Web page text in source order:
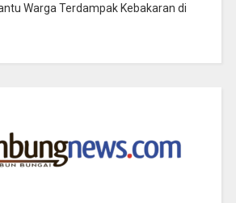
Warga Terdampak Kebakaran di